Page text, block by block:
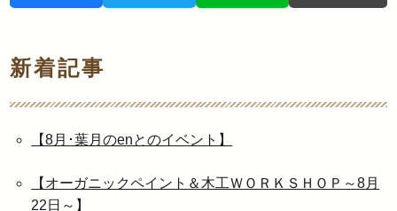
新着記事
【8月･葉月のenとのイベント】
【オーガニックペイント＆木工ＷＯＲＫＳＨＯＰ～8月
22日～】